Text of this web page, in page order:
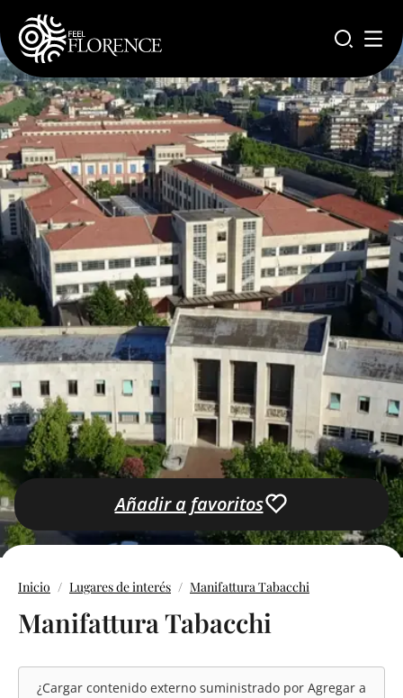
Pasar al contenido principal
Añadir a favoritos
Inicio Lugares de interés Manifattura Tabacchi
Manifattura Tabacchi
¿Cargar contenido externo suministrado por Agregar a